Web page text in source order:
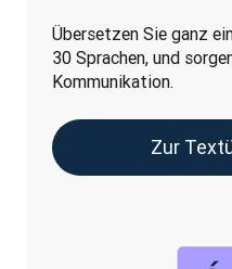
Übersetzen Sie ganz
30 Sprachen, und
Kommunikation.
Zur